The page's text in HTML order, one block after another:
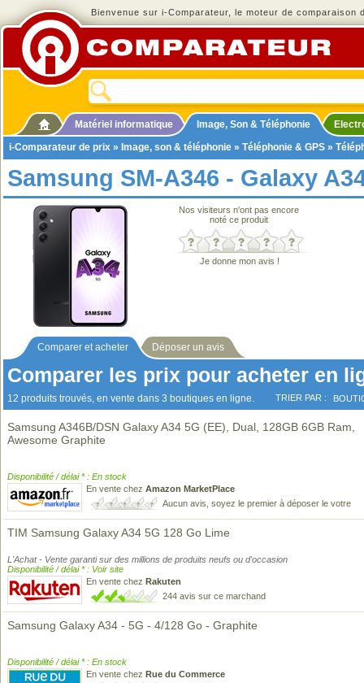
Bienvenue sur i-Comparateur, le moteur de comparaison
Matériel informatique Image, Son & Téléphonie
i-Comparateur de prix » Image, son & téléphonie » Téléphonie & GPS »
Samsung SM-A346 - Galaxy
Nos visiteurs n'ont pas encore
noté ce produit
Je donne mon avis !
Comparer et acheter Déposer un avis
Comparer les prix pour acheter en
12 produits trouvés, en vente dans 3 boutiques en ligne. TRIER PAR :
Samsung A346B/DSN Galaxy A34 5G (EE), Dual, 128GB 6GB Ram,
Awesome Graphite
Disponibilité / délai * : En stock
En vente chez Amazon MarketPlace
Aucun avis, soyez le premier à déposer le votre
TIM Samsung Galaxy A34 5G 128 Go Lime
L'Achat - Vente garanti sur des millions de produits neufs ou d'occasion
Disponibilité / délai * : Voir site
En vente chez Rakuten
244 avis sur ce marchand
Samsung Galaxy A34 - 5G - 4/128 Go - Graphite
Disponibilité / délai * : En stock
En vente chez Rue du Commerce